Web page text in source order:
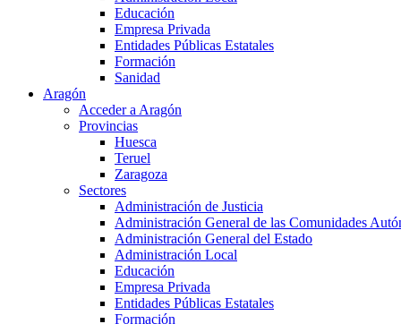
Educación
Empresa Privada
Entidades Públicas Estatales
Formación
Sanidad
Aragón
Acceder a Aragón
Provincias
Huesca
Teruel
Zaragoza
Sectores
Administración de Justicia
Administración General de las Comunidades
Administración General del Estado
Administración Local
Educación
Empresa Privada
Entidades Públicas Estatales
Formación